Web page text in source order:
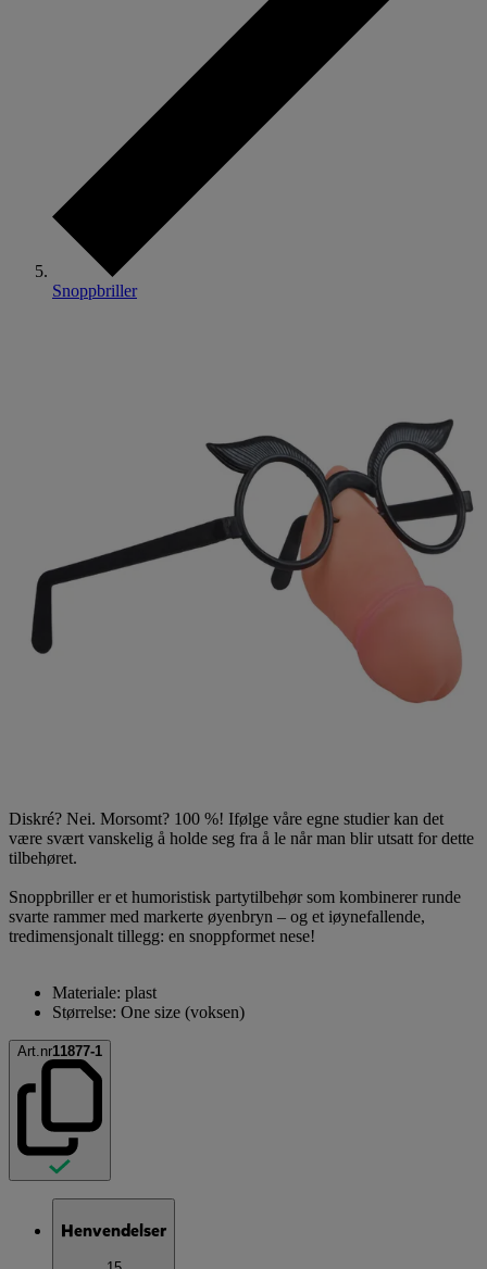
Snoppbriller
Diskré? Nei. Morsomt? 100 %! Ifølge våre egne studier kan det
være svært vanskelig å holde seg fra å le når man blir utsatt for dette
tilbehøret.
Snoppbriller er et humoristisk partytilbehør som kombinerer runde
svarte rammer med markerte øyenbryn – og et iøynefallende,
tredimensjonalt tillegg: en snoppformet nese!
Materiale: plast
Størrelse: One size (voksen)
Art.nr11877-1
Henvendelser